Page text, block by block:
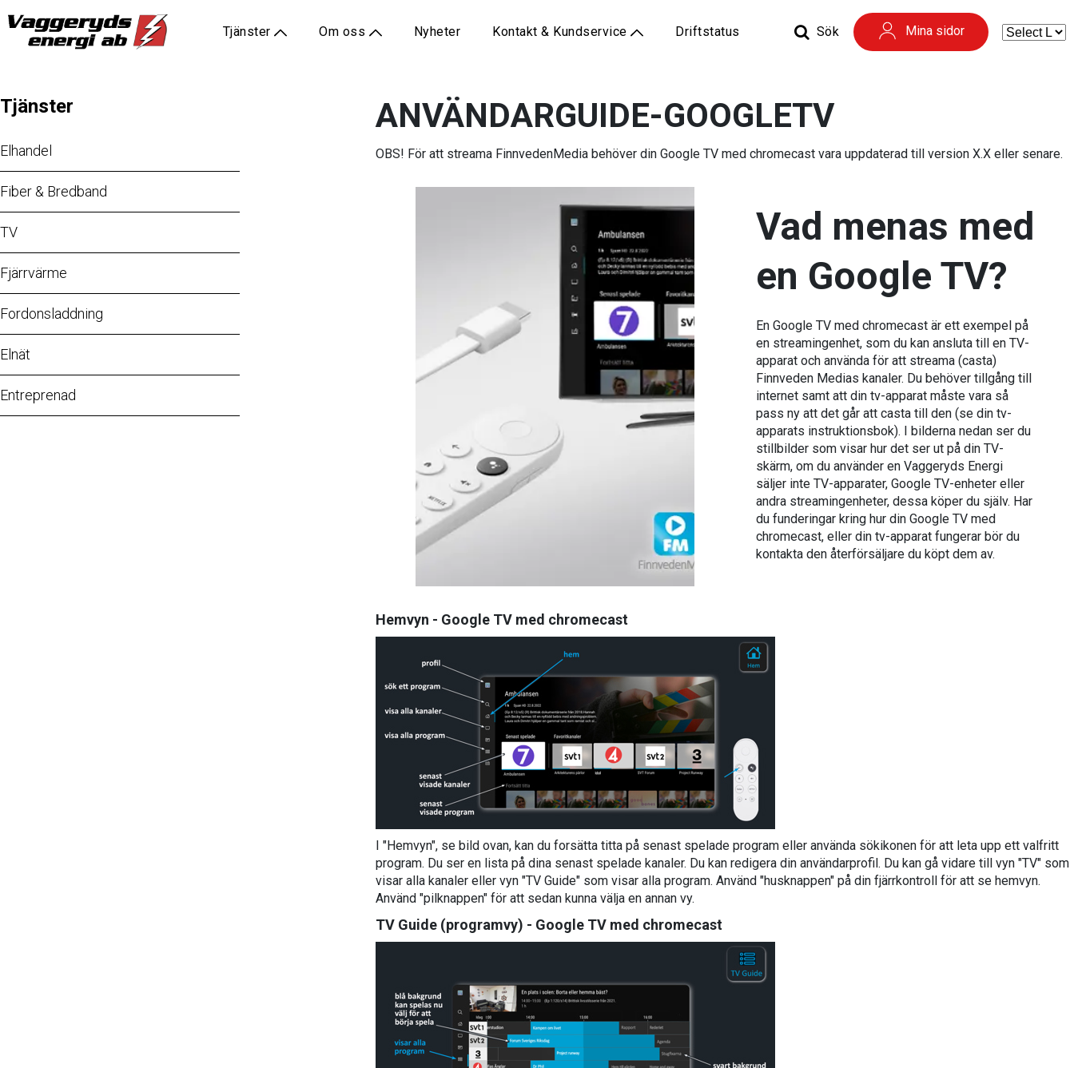
Tjänster Om oss Nyheter Kontakt & Kundservice Driftstatus Sök Mina sidor
Startsida / Tjänster / TV / Play-tjänster
Tjänster
Elhandel
Fiber & Bredband
TV
Fjärrvärme
Fordonsladdning
Elnät
Entreprenad
ANVÄNDARGUIDE-GOOGLETV
OBS! För att streama FinnvedenMedia behöver din Google TV med chromecast vara uppdaterad till version X.X eller senare.
Vad menas med
en Google TV?
En Google TV med chromecast är ett exempel på
en streamingenhet, som du kan ansluta till en TV-
apparat och använda för att streama (casta)
Finnveden Medias kanaler. Du behöver tillgång till
internet samt att din tv-apparat måste vara så
pass ny att det går att casta till den (se din tv-
apparats instruktionsbok). I bilderna nedan ser du
stillbilder som visar hur det ser ut på din TV-
skärm, om du använder en Vaggeryds Energi
säljer inte TV-apparater, Google TV-enheter eller
andra streamingenheter, dessa köper du själv. Har
du funderingar kring hur din Google TV med
chromecast, eller din tv-apparat fungerar bör du
kontakta den återförsäljare du köpt dem av.
Hemvyn - Google TV med chromecast
I "Hemvyn", se bild ovan, kan du forsätta titta på senast spelade program eller använda sökikonen för att leta upp ett valfritt
program. Du ser en lista på dina senast spelade kanaler. Du kan redigera din användarprofil. Du kan gå vidare till vyn "TV" som
visar alla kanaler eller vyn "TV Guide" som visar alla program. Använd "husknappen" på din fjärrkontroll för att se hemvyn.
Använd "pilknappen" för att sedan kunna välja en annan vy.
TV Guide (programvy) - Google TV med chromecast